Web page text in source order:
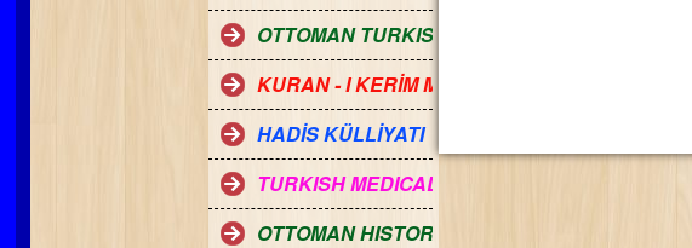
OTTOMAN TURKISH DICTINONARY
KURAN - I KERİM MEALİ
HADİS KÜLLİYATI
TURKISH MEDICAL DICTIONARY
OTTOMAN HISTORY